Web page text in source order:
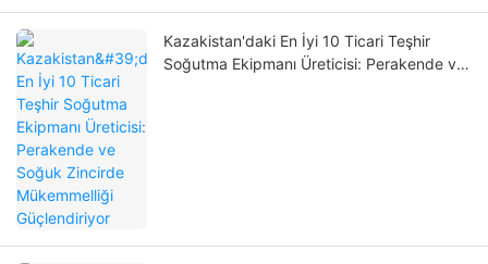
Kazakistan'daki En İyi 10 Ticari Teşhir
Soğutma Ekipmanı Üreticisi: Perakende ve